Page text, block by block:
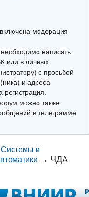
модерация
написать
или в личных
с просьбой
и адреса
можно также
в телеграмме
Системы и
→ ЧДА